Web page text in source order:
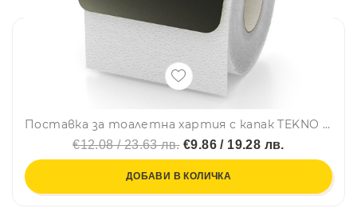
Поставка за тоалетна хартия с капак TEKNO TEL TR EF 238G, 15х13 см, Двойно залепване, Златист
€12.08 / 23.63 лв.€9.86 / 19.28 лв.
ДОБАВИ В КОЛИЧКА